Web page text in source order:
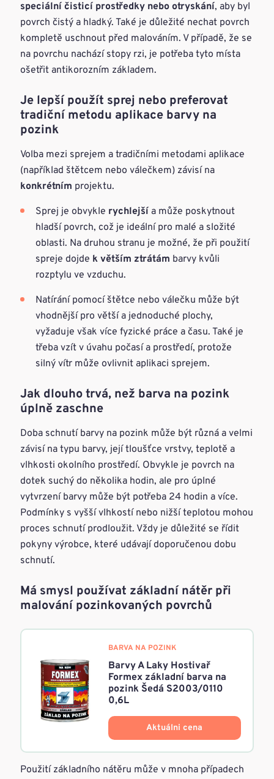
speciální čisticí prostředky nebo otryskání, aby byl
povrch čistý a hladký. Také je důležité nechat povrch
kompletě uschnout před malováním. V případě, že se
na povrchu nachází stopy rzi, je potřeba tyto místa
ošetřit antikorozním základem.
Je lepší použít sprej nebo preferovat
tradiční metodu aplikace barvy na
pozink
Volba mezi sprejem a tradičními metodami aplikace
(například štětcem nebo válečkem) závisí na
konkrétním projektu.
Sprej je obvykle rychlejší a může poskytnout
hladší povrch, což je ideální pro malé a složité
oblasti. Na druhou stranu je možné, že při použití
spreje dojde k větším ztrátám barvy kvůli
rozptylu ve vzduchu.
Natírání pomocí štětce nebo válečku může být
vhodnější pro větší a jednoduché plochy,
vyžaduje však více fyzické práce a času. Také je
třeba vzít v úvahu počasí a prostředí, protože
silný vítr může ovlivnit aplikaci sprejem.
Jak dlouho trvá, než barva na pozink
úplně zaschne
Doba schnutí barvy na pozink může být různá a velmi
závisí na typu barvy, její tloušťce vrstvy, teplotě a
vlhkosti okolního prostředí. Obvykle je povrch na
dotek suchý do několika hodin, ale pro úplné
vytvrzení barvy může být potřeba 24 hodin a více.
Podmínky s vyšší vlhkostí nebo nižší teplotou mohou
proces schnutí prodloužit. Vždy je důležité se řídit
pokyny výrobce, které udávají doporučenou dobu
schnutí.
Má smysl používat základní nátěr při
malování pozinkovaných povrchů
BARVA NA POZINK
Barvy A Laky Hostivař
Formex základní barva na
pozink Šedá S2003/0110
0,6L
Aktuálni cena
Použití základního nátěru může v mnoha případech